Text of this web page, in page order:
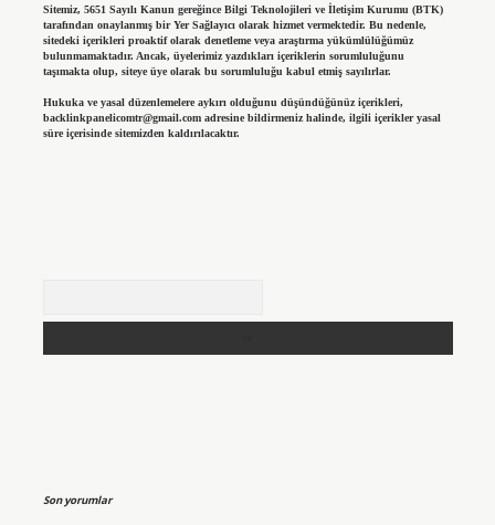
Sitemiz, 5651 Sayılı Kanun gereğince Bilgi Teknolojileri ve İletişim Kurumu (BTK)
tarafından onaylanmış bir Yer Sağlayıcı olarak hizmet vermektedir. Bu nedenle,
sitedeki içerikleri proaktif olarak denetleme veya araştırma yükümlülüğümüz
bulunmamaktadır. Ancak, üyelerimiz yazdıkları içeriklerin sorumluluğunu
taşımakta olup, siteye üye olarak bu sorumluluğu kabul etmiş sayılırlar.
Hukuka ve yasal düzenlemelere aykırı olduğunu düşündüğünüz içerikleri,
backlinkpanelicomtr@gmail.comadresine bildirmeniz halinde, ilgili içerikler yasal
süre içerisinde sitemizden kaldırılacaktır.
Son yorumlar